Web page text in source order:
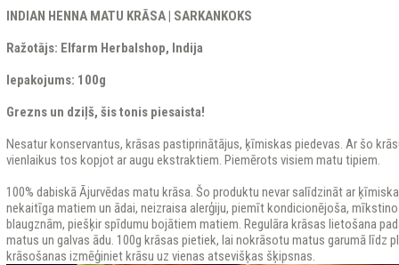
INDIAN HENNA MATU KRĀSA | SARKANKOKS
Ražotājs: Elfarm Herbalshop, Indija
Iepakojums: 100g
Grezns un dziļš, šis tonis piesaista!
Nesatur konservantus, krāsas pastiprinātājus, ķīmiskas piedevas. Ar šo
vienlaikus tos kopjot ar augu ekstraktiem. Piemērots visiem matu tipiem.
100% dabiskā Ājurvēdas matu krāsa. Šo produktu nevar salīdzināt ar
nekaitīga matiem un ādai, neizraisa alerģiju, piemīt kondicionējoša,
blaugznām, piešķir spīdumu bojātiem matiem. Regulāra krāsas lietošana
matus un galvas ādu. 100g krāsas pietiek, lai nokrāsotu matus garumā līdz
krāsošanas izmēģiniet krāsu uz vienas atsevišķas šķipsnas.